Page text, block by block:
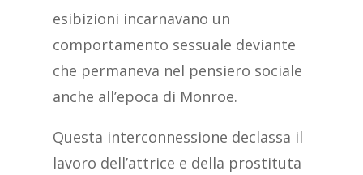
esibizioni incarnavano un
comportamento sessuale deviante
che permaneva nel pensiero sociale
anche all’epoca di Monroe.
Questa interconnessione declassa il
lavoro dell’attrice e della prostituta